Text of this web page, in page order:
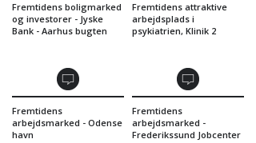
Fremtidens boligmarked
og investorer - Jyske
Bank - Aarhus bugten
Fremtidens attraktive
arbejdsplads i
psykiatrien, Klinik 2
Fremtidens
arbejdsmarked - Odense
havn
Fremtidens
arbejdsmarked -
Frederikssund Jobcenter